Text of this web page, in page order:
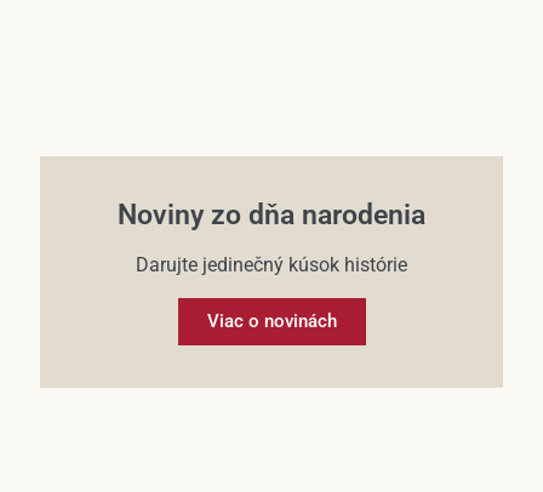
Noviny zo dňa narodenia
Darujte jedinečný kúsok histórie
Viac o novinách